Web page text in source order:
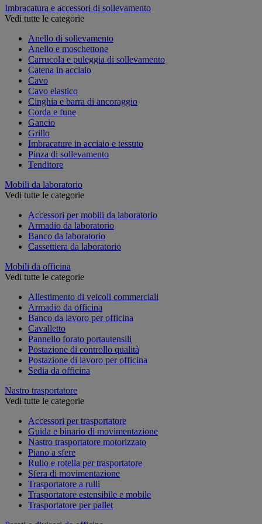
Imbracatura e accessori di sollevamento
Vedi tutte le categorie
Anello di sollevamento
Anello e moschettone
Carrucola e puleggia di sollevamento
Catena in acciaio
Cavo
Cavo elastico
Cinghia e barra di ancoraggio
Corda e fune
Gancio
Grillo
Imbracature in acciaio e tessuto
Pinza di sollevamento
Tenditore
Mobili da laboratorio
Vedi tutte le categorie
Accessori per mobili da laboratorio
Armadio da laboratorio
Banco da laboratorio
Cassettiera da laboratorio
Mobili da officina
Vedi tutte le categorie
Allestimento di veicoli commerciali
Armadio da officina
Banco da lavoro per officina
Cavalletto
Pannello forato portautensili
Postazione di controllo qualità
Postazione di lavoro per officina
Sedia da officina
Nastro trasportatore
Vedi tutte le categorie
Accessori per trasportatore
Guida e binario di movimentazione
Nastro trasportatore motorizzato
Piano a sfere
Rullo e rotella per trasportatore
Sfera di movimentazione
Trasportatore a rulli
Trasportatore estensibile e mobile
Trasportatore per pallet